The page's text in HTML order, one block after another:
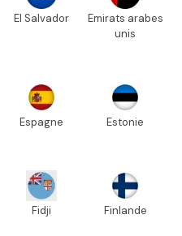
El Salvador
Emirats arabes
unis
Espagne Estonie
Fidji Finlande